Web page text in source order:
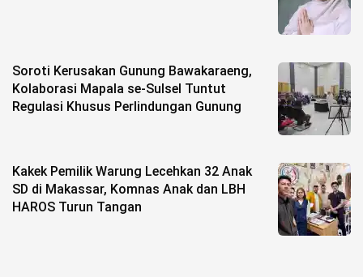
Soroti Kerusakan Gunung Bawakaraeng,
Kolaborasi Mapala se-Sulsel Tuntut
Regulasi Khusus Perlindungan Gunung
Kakek Pemilik Warung Lecehkan 32 Anak
SD di Makassar, Komnas Anak dan LBH
HAROS Turun Tangan